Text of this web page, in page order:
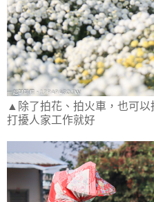
▲除了拍花、拍火車，也可
打擾人家工作就好